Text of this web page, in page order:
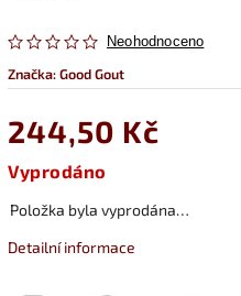
Neohodnoceno
Značka:Good Gout
244,50 Kč
Vyprodáno
Položka byla vyprodána…
Detailní informace